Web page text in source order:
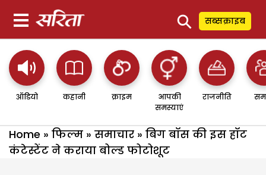
⚲ सब्सक्राइब
ऑडियो कहानी क्राइम
आपकी
समस्याएं
राजनीति
Home » फिल्म » समाचार » बिग बॉस की इस हॉट
कंटेस्टेंट ने कराया बोल्ड फोटोशूट